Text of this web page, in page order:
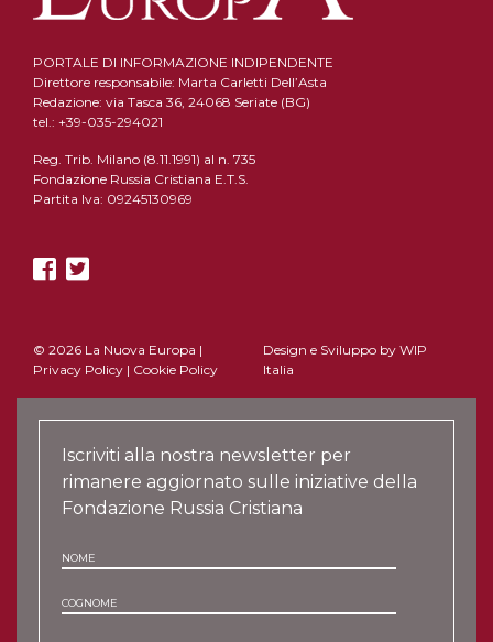
PORTALE DI INFORMAZIONE INDIPENDENTE
Direttore responsabile: Marta Carletti Dell’Asta
Redazione: via Tasca 36, 24068 Seriate (BG)
tel.: +39-035-294021
Reg. Trib. Milano (8.11.1991) al n. 735
Fondazione Russia Cristiana E.T.S.
Partita Iva: 09245130969
© 2026 La Nuova Europa |
Privacy Policy | Cookie Policy
Design e Sviluppo by WIP
Italia
Iscriviti alla nostra newsletter per
rimanere aggiornato sulle iniziative della
Fondazione Russia Cristiana
NOME
COGNOME